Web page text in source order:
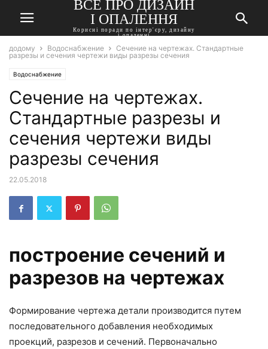
ВСЕ ПРО ДИЗАЙН
І ОПАЛЕННЯ
Корисні поради по інтер'єру, дизайну
і опаленні
додому Водоснабжение
Сечение на чертежах. Стандартные
разрезы и сечения чертежи виды разрезы сечения
Водоснабжение
Сечение на чертежах.
Стандартные разрезы и
сечения чертежи виды
разрезы сечения
22.05.2018
построение сечений и
разрезов на чертежах
Формирование чертежа детали производится путем
последовательного добавления необходимых
проекций, разрезов и сечений. Первоначально